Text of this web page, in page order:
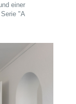
einer
"A